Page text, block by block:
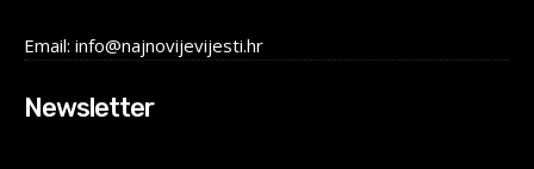
Email: info@najnovijevijesti.hr
Newsletter